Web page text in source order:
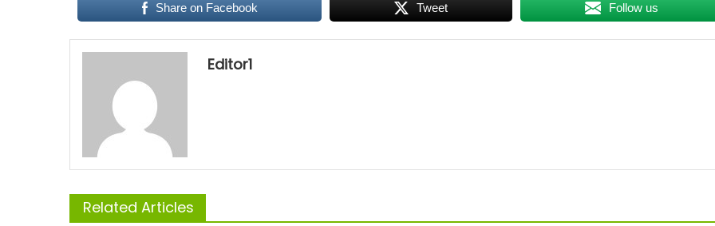
Share on Facebook Tweet Follow us
Editor1
Related Articles